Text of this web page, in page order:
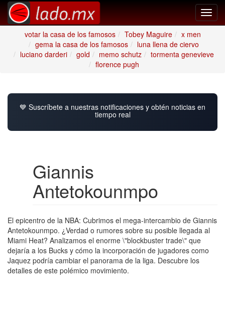
votar la casa de los famosos
Tobey Maguire
x men
gema la casa de los famosos
luna llena de ciervo
luciano darderi
gold memo schutz
tormenta genevieve
florence pugh
💙 Suscríbete a nuestras notificaciones y obtén noticias en
tiempo real
Giannis
Antetokounmpo
El epicentro de la NBA: Cubrimos el mega-intercambio de Giannis
Antetokounmpo. ¿Verdad o rumores sobre su posible llegada al
Miami Heat? Analizamos el enorme \"blockbuster trade\" que
dejaría a los Bucks y cómo la incorporación de jugadores como
Jaquez podría cambiar el panorama de la liga. Descubre los
detalles de este polémico movimiento.